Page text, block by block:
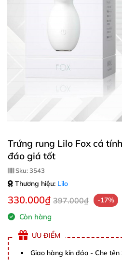
Trứng rung Lilo Fox cá
đáo giá tốt
Sku:3543
Thương hiệu: Lilo
330.000₫ 397.000₫ -17%
Còn hàng
ƯU ĐIỂM
Giao hàng kín đáo - Che tên